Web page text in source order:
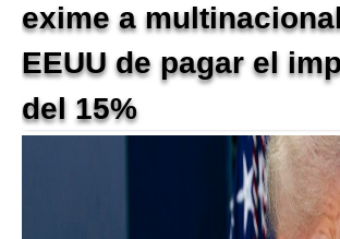
exime a
EEUU de pagar el
del 15%